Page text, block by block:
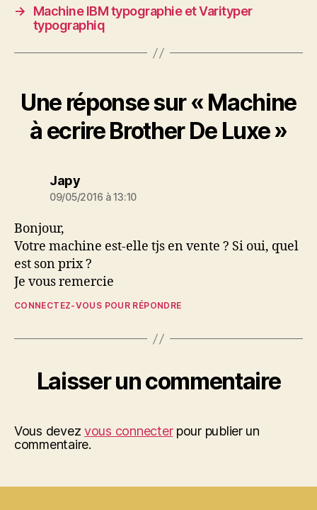
→
Machine IBM typographie et Varityper
typographiq
Une réponse sur « Machine
à ecrire Brother De Luxe »
Japydit :
09/05/2016 à 13:10
Bonjour,
Votre machine est-elle tjs en vente ? Si oui, quel
est son prix ?
Je vous remercie
CONNECTEZ-VOUS POUR RÉPONDRE
Laisser un commentaire
Vous devezvous connecterpour publier un
commentaire.